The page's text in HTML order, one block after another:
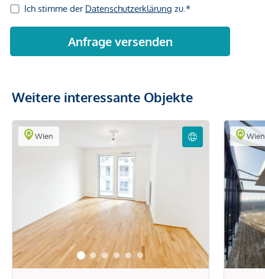
Weitere interessante Objekte
Wien Wien